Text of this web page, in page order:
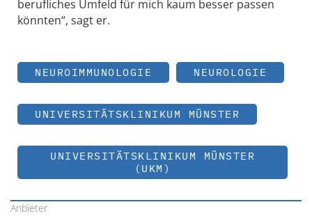
berufliches Umfeld für mich kaum besser passen
könnten“, sagt er.
NEUROIMMUNOLOGIE NEUROLOGIE
UNIVERSITÄTSKLINIKUM MÜNSTER
UNIVERSITÄTSKLINIKUM MÜNSTER
(UKM)
Anbieter